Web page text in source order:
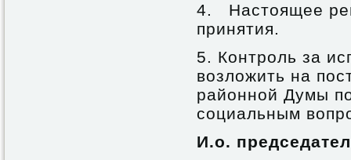
4. Настоящее
принятия.
5. Контроль за
возложить на
районной Думы
социальным
И.о.